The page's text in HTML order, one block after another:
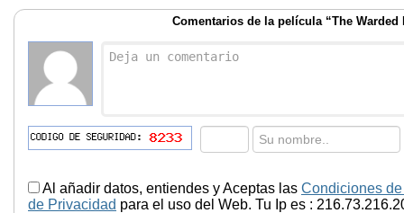
Comentarios de la película “The Warded
Al añadir datos, entiendes y Aceptas las Condiciones
de Privacidad para el uso del Web. Tu Ip es :